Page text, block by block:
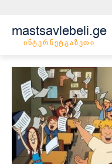
mastsavlebeli.ge
ინტერნეტგაზეთი